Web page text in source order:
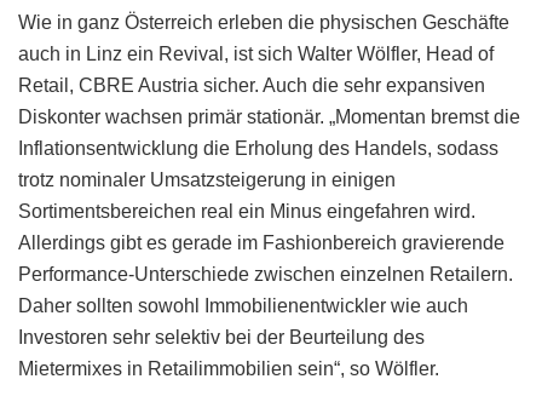
Wie in ganz Österreich erleben die physischen Geschäfte
auch in Linz ein Revival, ist sich Walter Wölfler, Head of
Retail, CBRE Austria sicher. Auch die sehr expansiven
Diskonter wachsen primär stationär. „Momentan bremst die
Inflationsentwicklung die Erholung des Handels, sodass
trotz nominaler Umsatzsteigerung in einigen
Sortimentsbereichen real ein Minus eingefahren wird.
Allerdings gibt es gerade im Fashionbereich gravierende
Performance-Unterschiede zwischen einzelnen Retailern.
Daher sollten sowohl Immobilienentwickler wie auch
Investoren sehr selektiv bei der Beurteilung des
Mietermixes in Retailimmobilien sein“, so Wölfler.